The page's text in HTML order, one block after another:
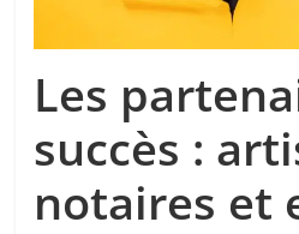
Les
succès :
notaires et